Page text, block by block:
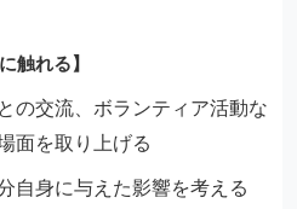
れる】
の交流、ボランティア活動な
面を取り上げる
自身に与えた影響を考える